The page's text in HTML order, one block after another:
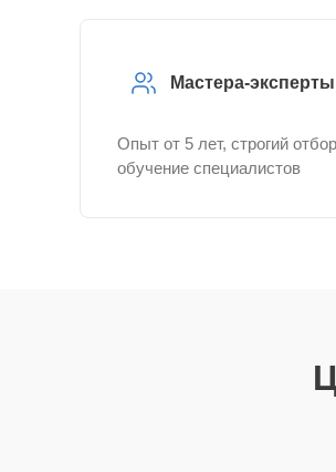
Мастера-эксперты
Опыт от 5 лет, строгий
обучение специалистов